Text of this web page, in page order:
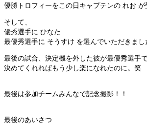
優勝トロフィーをこの日キャプテンの れお が
そして、
優秀選手に ひなた
最優秀選手に そうすけ を選んでいただきまし
最後の試合、決定機を外した彼が最優秀選手
決めてくれればもう少し楽になれたのに。笑
最後は参加チームみんなで記念撮影！！
最後のあいさつ